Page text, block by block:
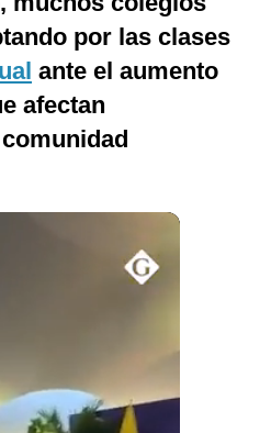
por las clases
ante el aumento
afectan